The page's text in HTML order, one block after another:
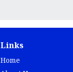
Links
Home